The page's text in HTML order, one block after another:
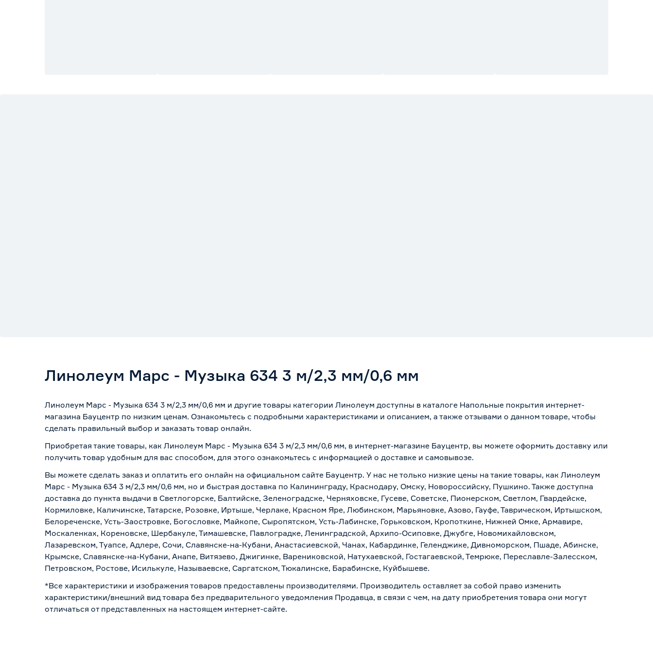
Линолеум Марс - Музыка 634 3 м/2,3 мм/0,6 мм
Линолеум Марс - Музыка 634 3 м/2,3 мм/0,6 мм и другие товары категории Линолеум доступны в каталоге Напольные покрытия интернет-
магазина Бауцентр по низким ценам. Ознакомьтесь с подробными характеристиками и описанием, а также отзывами о данном товаре, чтобы
сделать правильный выбор и заказать товар онлайн.
Приобретая такие товары, как Линолеум Марс - Музыка 634 3 м/2,3 мм/0,6 мм, в интернет-магазине Бауцентр, вы можете оформить доставку или
получить товар удобным для вас способом, для этого ознакомьтесь с информацией о доставке и самовывозе.
Вы можете сделать заказ и оплатить его онлайн на официальном сайте Бауцентр. У нас не только низкие цены на такие товары, как Линолеум
Марс - Музыка 634 3 м/2,3 мм/0,6 мм, но и быстрая доставка по Калининграду, Краснодару, Омску, Новороссийску, Пушкино. Также доступна
доставка до пункта выдачи в Светлогорске, Балтийске, Зеленоградске, Черняховске, Гусеве, Советске, Пионерском, Светлом, Гвардейске,
Кормиловке, Каличинске, Татарске, Розовке, Иртыше, Черлаке, Красном Яре, Любинском, Марьяновке, Азово, Гауфе, Таврическом, Иртышском,
Белореченске, Усть-Заостровке, Богословке, Майкопе, Сыропятском, Усть-Лабинске, Горьковском, Кропоткине, Нижней Омке, Армавире,
Москаленках, Кореновске, Шербакуле, Тимашевске, Павлоградке, Ленинградской, Архипо-Осиповке, Джубге, Новомихайловском,
Лазаревском, Туапсе, Адлере, Сочи, Славянске-на-Кубани, Анастасиевской, Чанах, Кабардинке, Геленджике, Дивноморском, Пшаде, Абинске,
Крымске, Славянске-на-Кубани, Анапе, Витязево, Джигинке, Варениковской, Натухаевской, Гостагаевской, Темрюке, Переславле-Залесском,
Петровском, Ростове, Исилькуле, Называевске, Саргатском, Тюкалинске, Барабинске, Куйбышеве.
*Все характеристики и изображения товаров предоставлены производителями. Производитель оставляет за собой право изменить
характеристики/внешний вид товара без предварительного уведомления Продавца, в связи с чем, на дату приобретения товара они могут
отличаться от представленных на настоящем интернет-сайте.